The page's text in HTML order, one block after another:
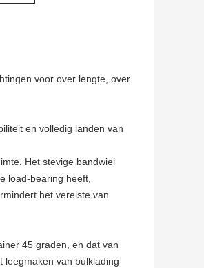
voor over lengte, over
en volledig landen van
Het stevige bandwiel
load-bearing heeft,
het vereiste van
45 graden, en dat van
leegmaken van bulklading